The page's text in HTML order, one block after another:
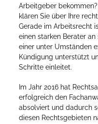
Arbeitgeber
klären Sie über Ihre
Gerade im Arbeitsrecht
einen starken Berater
einer unter Umständen
Kündigung unterstützt
Schritte einleitet.
Im Jahr 2016 hat
erfolgreich den
absolviert und dadurch
diesen Rechtsgebieten